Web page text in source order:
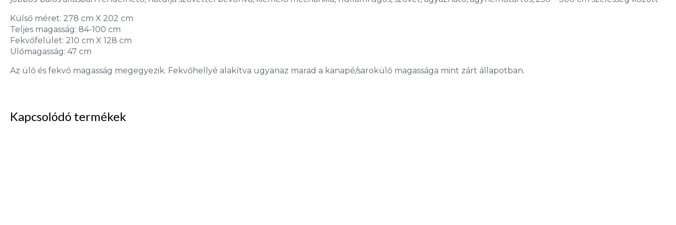
Külső méret: 278 cm X 202 cm
Teljes magasság: 84-100 cm
Fekvőfelület: 210 cm X 128 cm
Ülőmagasság: 47 cm
Az ülő és fekvő magasság megegyezik. Fekvőhellyé alakítva ugyanaz marad a kanapé/sarokülő magassága mint zárt állapotban.
Kapcsolódó termékek